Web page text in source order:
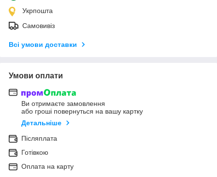
Укрпошта
Самовивіз
Всі умови доставки
Умови оплати
Ви отримаєте замовлення
або гроші повернуться на вашу картку
Детальніше
Післяплата
Готівкою
Оплата на карту